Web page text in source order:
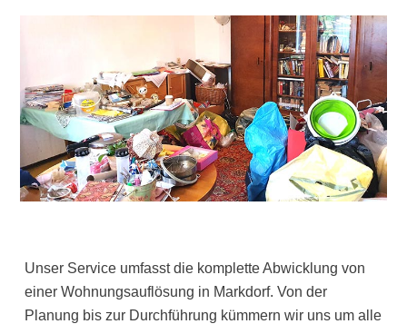
Unser Service umfasst die komplette Abwicklung von
einer Wohnungsauflösung in Markdorf. Von der
Planung bis zur Durchführung kümmern wir uns um alle